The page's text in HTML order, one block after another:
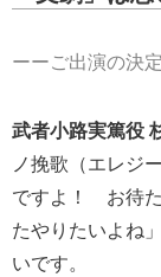
ーーご出演の決
武者小路実篤役
ノ挽歌（エレジ
ですよ！ お待
たやりたいよね
いです。